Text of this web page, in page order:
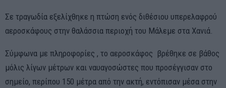
Σε τραγωδία εξελίχθηκε η πτώση ενός διθέσιου υπερελαφρού
αεροσκάφους στην θαλάσσια περιοχή του Μάλεμε στα Χανιά.
Σύμφωνα με πληροφορίες , το αεροσκάφος βρέθηκε σε βάθος
μόλις λίγων μέτρων και ναυαγοσώστες που προσέγγισαν στο
σημείο, περίπου 150 μέτρα από την ακτή, εντόπισαν μέσα στην